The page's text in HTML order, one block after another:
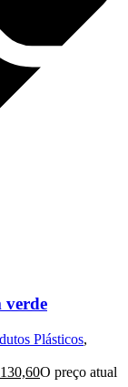
verde
Plásticos,
130,60O preço atual